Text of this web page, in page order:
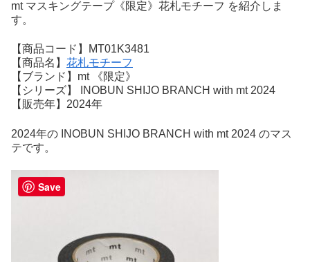
mt マスキングテープ《限定》花札モチーフ を紹介しま
す。
【商品コード】MT01K3481
【商品名】 花札モチーフ
【ブランド】mt 《限定》
【シリーズ】 INOBUN SHIJO BRANCH with mt 2024
【販売年】2024年
2024年の INOBUN SHIJO BRANCH with mt 2024 のマス
テです。
Save